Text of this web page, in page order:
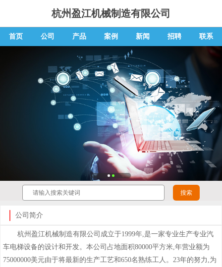
杭州盈江机械制造有限公司
首页 公司 产品 案例 新闻 招聘 联系
公司简介
杭州盈江机械制造有限公司成立于1999年,是一家专业生产专业汽
车电梯设备的设计和开发。本公司占地面积80000平方米,年营业额为
75000000美元由于将最新的生产工艺和650名熟练工人。23年的努力,为